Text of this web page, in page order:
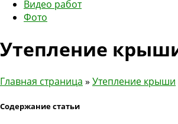
Видео работ
Фото
Утепление
Главная страница » Утепление крыши
Содержание статьи